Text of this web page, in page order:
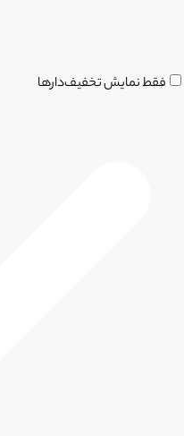
فقط نمایش تخفیف‌دارها